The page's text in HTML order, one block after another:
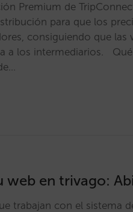
Premium de
para que los
consiguiendo que
a los intermediarios.
web en trivago:
trabajan con el sistema